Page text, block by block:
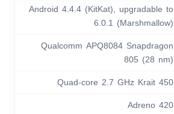
Android 4.4.4 (KitKat), upgradable to
6.0.1 (Marshmallow)
Qualcomm APQ8084 Snapdragon
805 (28 nm)
Quad-core 2.7 GHz Krait 450
Adreno 420